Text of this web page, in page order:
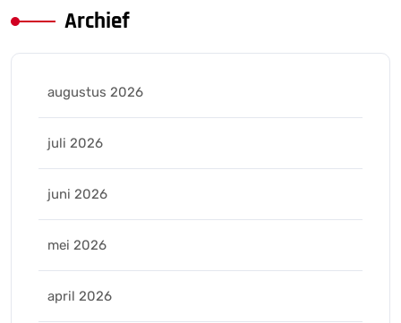
Archief
augustus 2026
juli 2026
juni 2026
mei 2026
april 2026